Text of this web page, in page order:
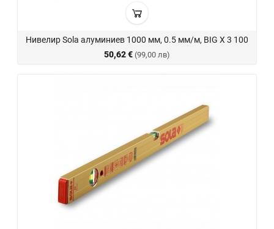
Нивелир Sola алуминиев 1000 мм, 0.5 мм/м, BIG X 3 100
50,62 € (99,00 лв)